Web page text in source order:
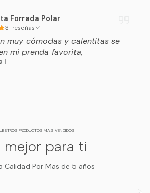
Forrada Polar
31 reseñas
muy cómodas y calentitas se
mi prenda favorita,
I
PRODUCTOS MAS VENDIDOS
mejor para ti
Calidad Por Mas de 5 años